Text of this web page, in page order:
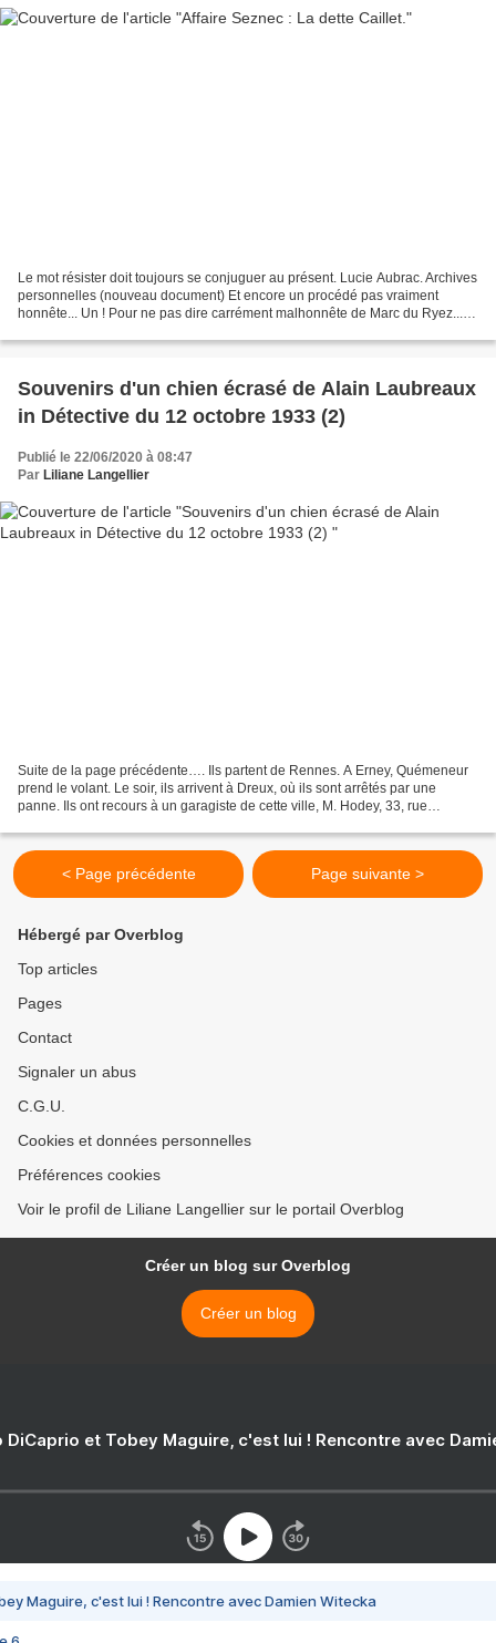
Le mot résister doit toujours se conjuguer au présent. Lucie Aubrac. Archives
personnelles (nouveau document) Et encore un procédé pas vraiment
honnête... Un ! Pour ne pas dire carrément malhonnête de Marc du Ryez...
Souvenirs d'un chien écrasé de Alain Laubreaux
in Détective du 12 octobre 1933 (2)
Publié le 22/06/2020 à 08:47
Par Liliane Langellier
Suite de la page précédente…. Ils partent de Rennes. A Erney, Quémeneur
prend le volant. Le soir, ils arrivent à Dreux, où ils sont arrêtés par une
panne. Ils ont recours à un garagiste de cette ville, M. Hodey, 33, rue
< Page précédente Page suivante >
Hébergé par Overblog
Top articles
Pages
Contact
Signaler un abus
C.G.U.
Cookies et données personnelles
Préférences cookies
Voir le profil de Liliane Langellier sur le portail Overblog
Créer un blog sur Overblog
Créer un blog
DiCaprio et Tobey Maguire, c'est lui ! Rencontre avec
Maguire, c'est lui ! Rencontre avec Damien Witecka